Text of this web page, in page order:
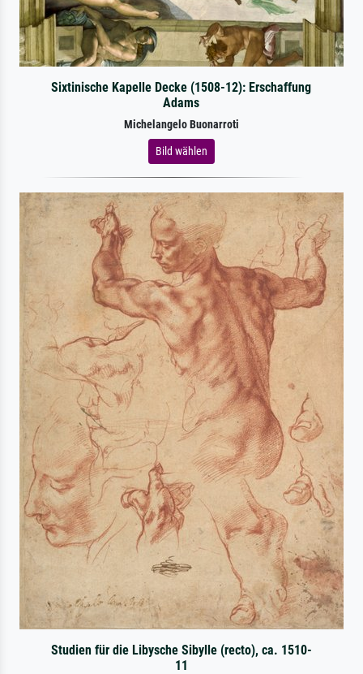
Sixtinische Kapelle Decke (1508-12): Erschaffung
Adams
Michelangelo Buonarroti
Bild wählen
Studien für die Libysche Sibylle (recto), ca. 1510-
11